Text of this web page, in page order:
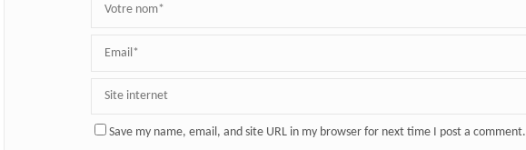
Save my name, email, and site URL in my browser for next time I post a comment.